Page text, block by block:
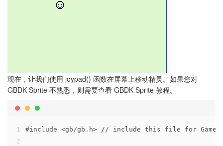
现在，让我们使用 joypad() 函数在屏幕上移动精灵。如果您对
GBDK Sprite 不熟悉，则需要查看 GBDK Sprite 教程。
1
2
#include <gb/gb.h> // include this file for Game